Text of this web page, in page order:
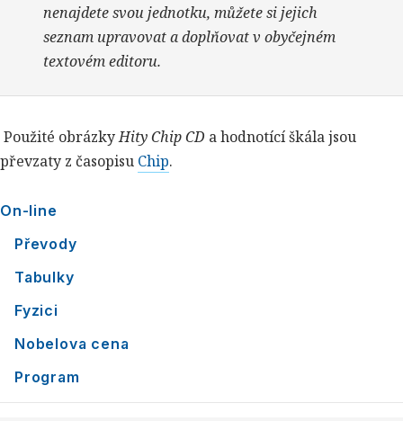
nenajdete svou jednotku, můžete si jejich
seznam upravovat a doplňovat v obyčejném
textovém editoru.
Použité obrázkyHity Chip CD a hodnotící škála jsou
převzaty z časopisu Chip.
On-line
Převody
Tabulky
Fyzici
Nobelova cena
Program